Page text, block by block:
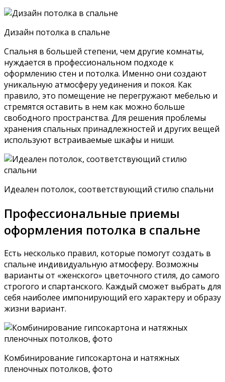
Дизайн потолка в спальне
Спальня в большей степени, чем другие комнаты,
нуждается в профессиональном подходе к
оформлению стен и потолка. Именно они создают
уникальную атмосферу уединения и покоя. Как
правило, это помещение не перегружают мебелью и
стремятся оставить в нем как можно больше
свободного пространства. Для решения проблемы
хранения спальных принадлежностей и других вещей
используют встраиваемые шкафы и ниши.
Идеален потолок, соответствующий стилю спальни
Профессиональные приемы
оформления потолка в спальне
Есть несколько правил, которые помогут создать в
спальне индивидуальную атмосферу. Возможны
варианты от «женского» цветочного стиля, до самого
строгого и спартанского. Каждый сможет выбрать для
себя наиболее импонирующий его характеру и образу
жизни вариант.
Комбинирование гипсокартона и натяжных
пленочных потолков, фото